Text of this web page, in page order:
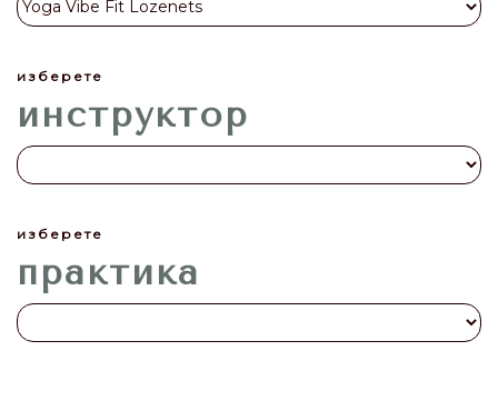
изберете
инструктор
изберете
практика